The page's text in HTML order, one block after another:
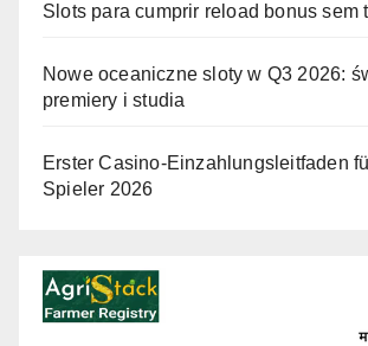
Slots para cumprir reload bonus sem
Nowe oceaniczne sloty w Q3 2026:
premiery i studia
Erster Casino-Einzahlungsleitfaden
Spieler 2026